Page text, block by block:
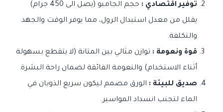
توفير اقتصادي :
حجم الجامبو (يصل الى 450 جرام)
يقلل من معدل استبدال الرول، مما يوفر الوقت والجهد
والتكلفة.
قوة ونعومة : توازن مثالي بين المتانة (لا يتقطع بسهولة
أثناء الاستخدام) والنعومة الفائقة لضمان راحة البشرة.
صديق للبيئة : الورق مصمم ليكون سريع الذوبان في
الماء لتجنب انسداد المواسير.